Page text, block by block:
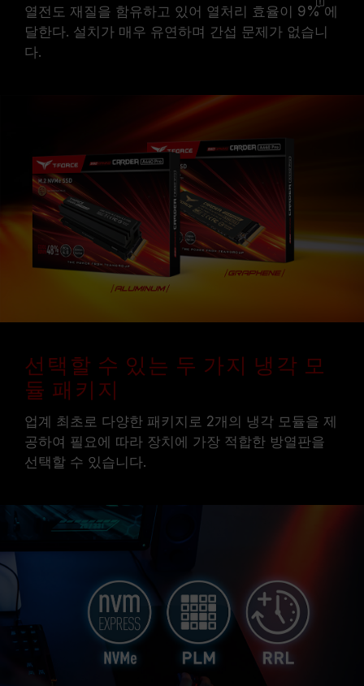
열전도 재질을 함유하고 있어 열처리 효율이 9%에
달한다. 설치가 매우 유연하며 간섭 문제가 없습니
다.
선택할 수 있는 두 가지 냉각 모
듈 패키지
업계 최초로 다양한 패키지로 2개의 냉각 모듈을 제
공하여 필요에 따라 장치에 가장 적합한 방열판을
선택할 수 있습니다.